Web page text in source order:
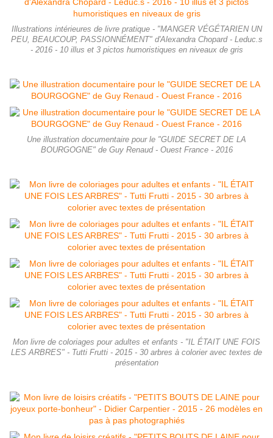
Illustrations intérieures de livre pratique - "MANGER VÉGÉTARIEN UN
PEU, BEAUCOUP, PASSIONNÉMENT" d'Alexandra Chopard - Leduc.s
- 2016 - 10 illus et 3 pictos humoristiques en niveaux de gris
Une illustration documentaire pour le "GUIDE SECRET DE LA
BOURGOGNE" de Guy Renaud - Ouest France - 2016
Mon livre de coloriages pour adultes et enfants - "IL ÉTAIT UNE FOIS
LES ARBRES" - Tutti Frutti - 2015 - 30 arbres à colorier avec textes de
présentation